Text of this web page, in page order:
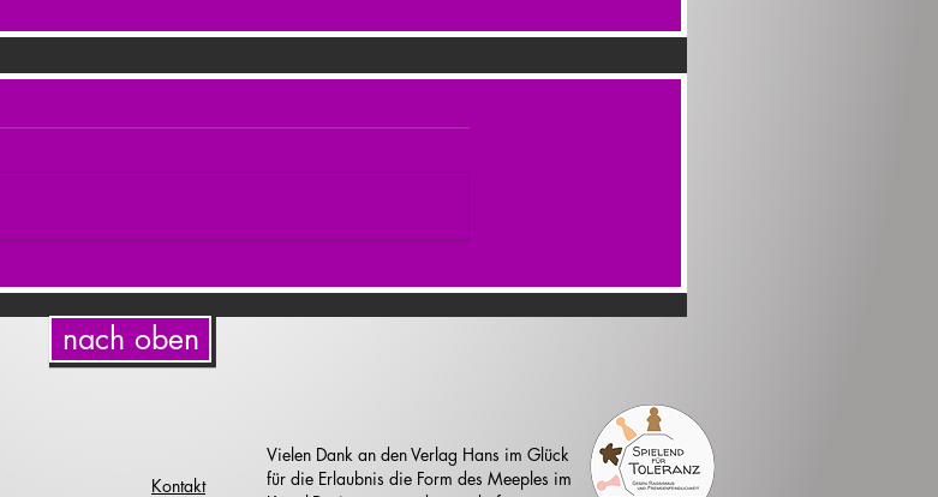
nach oben
Kontakt
Vielen Dank an den Verlag Hans im Glück
für die Erlaubnis die Form des Meeples im